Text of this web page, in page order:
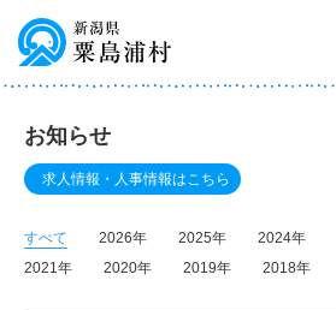
お知らせ
求人情報・人事情報はこちら
すべて 2026年 2025年 2024年
2021年
2020年 2019年 2018年